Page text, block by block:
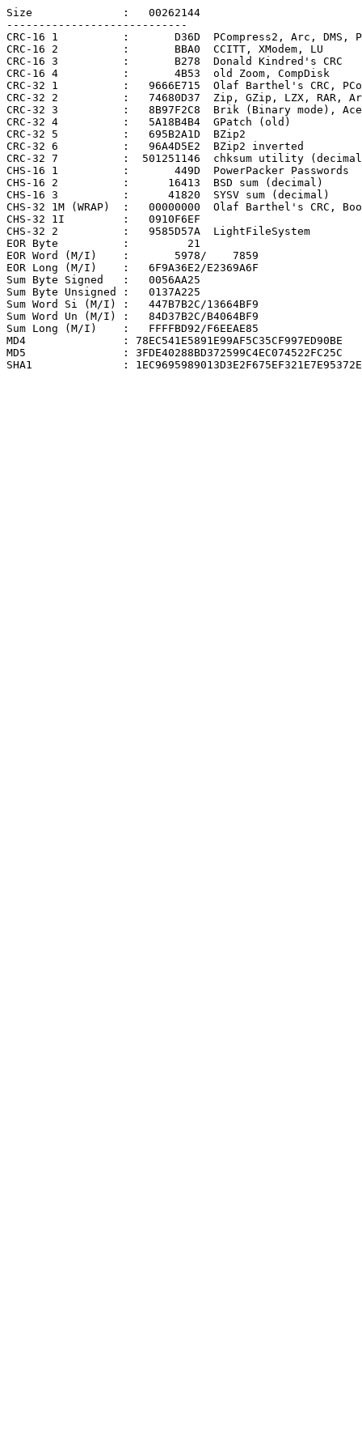
Size              :   00262144
----------------------------
CRC-16 1          :       D36D  PCompress2, Arc, DMS,
CRC-16 2          :       BBA0  CCITT, XModem, LU
CRC-16 3          :       B278  Donald Kindred's CRC
CRC-16 4          :       4B53  old Zoom, CompDisk
CRC-32 1          :   9666E715  Olaf Barthel's CRC,
CRC-32 2          :   74680D37  Zip, GZip, LZX, RAR,
CRC-32 3          :   8B97F2C8  Brik (Binary mode), Ace
CRC-32 4          :   5A18B4B4  GPatch (old)
CRC-32 5          :   695B2A1D  BZip2
CRC-32 6          :   96A4D5E2  BZip2 inverted
CRC-32 7          :  501251146  chksum utility
CHS-16 1          :       449D  PowerPacker Passwords
CHS-16 2          :      16413  BSD sum (decimal)
CHS-16 3          :      41820  SYSV sum (decimal)
CHS-32 1M (WRAP)  :   00000000  Olaf Barthel's CRC,
CHS-32 1I         :   0910F6EF
CHS-32 2          :   9585D57A  LightFileSystem
EOR Byte          :         21
EOR Word (M/I)    :       5978/    7859
EOR Long (M/I)    :   6F9A36E2/E2369A6F
Sum Byte Signed   :   0056AA25
Sum Byte Unsigned :   0137A225
Sum Word Si (M/I) :   447B7B2C/13664BF9
Sum Word Un (M/I) :   84D37B2C/B4064BF9
Sum Long (M/I)    :   FFFFBD92/F6EEAE85
MD4               : 78EC541E5891E99AF5C35CF997ED90BE
MD5               : 3FDE40288BD372599C4EC074522FC25C